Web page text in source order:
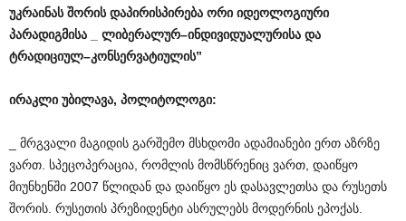
უკრაინას შორის დაპირისპირება ორი იდეოლოგიური
პარადიგმისა
ლიბერალურ–ინდივიდუალურისა და
ტრადიციულ–კონსერვატიულის”
ირაკლი უბილავა, პოლიტოლოგი:
_ მრგვალი მაგიდის გარშემო მსხდომი ადამიანები ერთ აზრზე
ვართ. სპეცოპერაცია, რომლის მომსწრენიც ვართ, დაიწყო
მიუნხენში 2007 წლიდან და დაიწყო ეს დასავლეთსა და რუსეთს
შორის. რუსეთის პრეზიდენტი ასრულებს მოდერნის ეპოქას.